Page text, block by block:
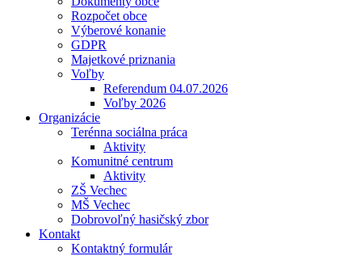
Rozpočet obce
Výberové konanie
GDPR
Majetkové priznania
Voľby
Referendum 04.07.2026
Voľby 2026
Organizácie
Terénna sociálna práca
Aktivity
Komunitné centrum
Aktivity
ZŠ Vechec
MŠ Vechec
Dobrovoľný hasičský zbor
Kontakt
Kontaktný formulár